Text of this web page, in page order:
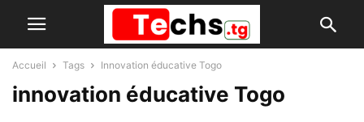
Accueil Tags Innovation éducative Togo
innovation éducative Togo